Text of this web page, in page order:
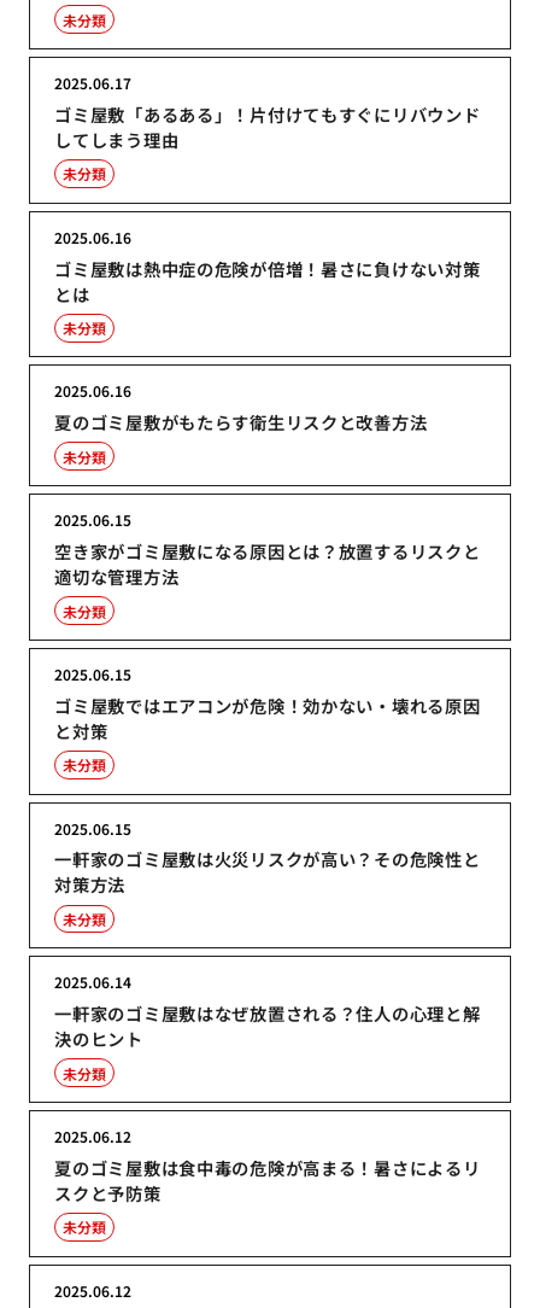
未分類
ゴミ屋敷「あるある」！片付けてもすぐにリバウンド
してしまう理由
2025.06.17
未分類
ゴミ屋敷は熱中症の危険が倍増！暑さに負けない対策
とは
2025.06.16
未分類
夏のゴミ屋敷がもたらす衛生リスクと改善方法
2025.06.16
未分類
空き家がゴミ屋敷になる原因とは？放置するリスクと
適切な管理方法
2025.06.15
未分類
ゴミ屋敷ではエアコンが危険！効かない・壊れる原因
と対策
2025.06.15
未分類
一軒家のゴミ屋敷は火災リスクが高い？その危険性と
対策方法
2025.06.15
未分類
一軒家のゴミ屋敷はなぜ放置される？住人の心理と解
決のヒント
2025.06.14
未分類
夏のゴミ屋敷は食中毒の危険が高まる！暑さによるリ
スクと予防策
2025.06.12
未分類
2025.06.12